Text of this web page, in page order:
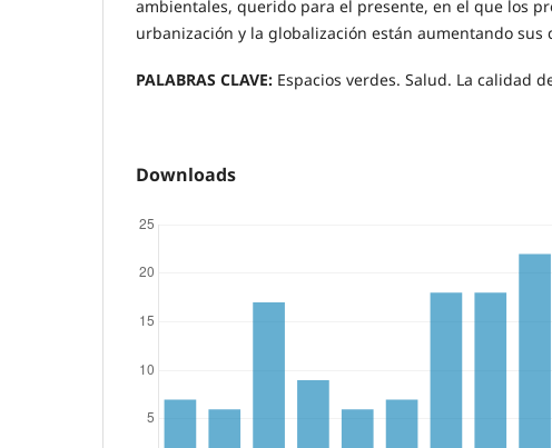
ambientales, querido para el presente, en el que los
urbanización y la globalización están aumentando sus
PALABRAS CLAVE: Espacios verdes. Salud. La calidad
Downloads